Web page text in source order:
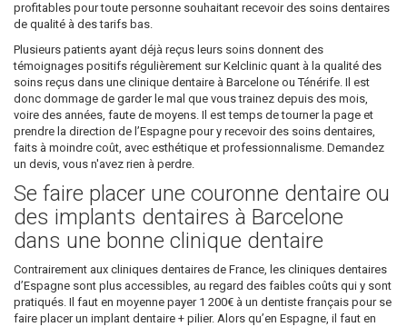
profitables pour toute personne souhaitant recevoir des soins dentaires
de qualité à des tarifs bas.
Plusieurs patients ayant déjà reçus leurs soins donnent des
témoignages positifs régulièrement sur Kelclinic quant à la qualité des
soins reçus dans une clinique dentaire à Barcelone ou Ténérife. Il est
donc dommage de garder le mal que vous trainez depuis des mois,
voire des années, faute de moyens. Il est temps de tourner la page et
prendre la direction de l’Espagne pour y recevoir des soins dentaires,
faits à moindre coût, avec esthétique et professionnalisme. Demandez
un devis, vous n'avez rien à perdre.
Se faire placer une couronne dentaire ou
des implants dentaires à Barcelone
dans une bonne clinique dentaire
Contrairement aux cliniques dentaires de France, les cliniques dentaires
d’Espagne sont plus accessibles, au regard des faibles coûts qui y sont
pratiqués. Il faut en moyenne payer 1 200€ à un dentiste français pour se
faire placer un implant dentaire + pilier. Alors qu’en Espagne, il faut en